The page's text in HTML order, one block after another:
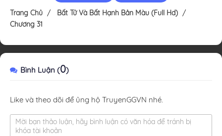
Trang Chủ
Bất Tử Và Bất Hạnh Bản Màu (Full Hd)
Chương 31
Bình Luận (0)
Like và theo dõi để ủng hộ TruyenGGVN nhé.
Mời bạn thảo luận, hãy bình luận có văn hóa để tránh bị
khóa tài khoản